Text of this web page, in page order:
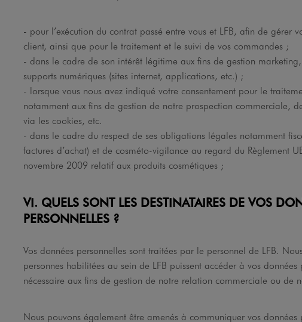
- pour l’exécution du contrat passé entre vous et LFB, afin de gérer
client, ainsi que pour le traitement et le suivi de vos commandes ;
- dans le cadre de son intérêt légitime aux fins de gestion
supports numériques (sites internet, applications, etc.) ;
- lorsque vous nous avez indiqué votre consentement pour le
notamment aux fins de gestion de notre prospection commerciale,
via les cookies, etc.
- dans le cadre du respect de ses obligations légales notamment
factures d’achat) et de cosméto-vigilance au regard du Règlement
novembre 2009 relatif aux produits cosmétiques ;
VI. QUELS SONT LES DESTINATAIRES DE VOS
PERSONNELLES ?
Vos données personnelles sont traitées par le personnel de LFB.
personnes habilitées au sein de LFB puissent accéder à vos
nécessaire aux fins de gestion de notre relation commerciale ou de
Nous pouvons également être amenés à communiquer vos données